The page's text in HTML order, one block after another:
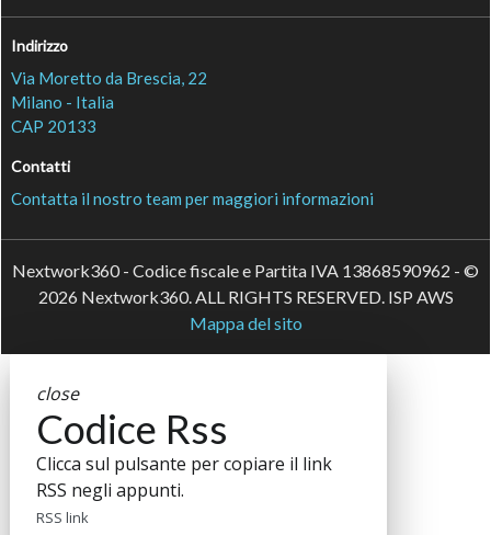
Indirizzo
Via Moretto da Brescia, 22
Milano - Italia
CAP 20133
Contatti
Contatta il nostro team per maggiori informazioni
Nextwork360 - Codice fiscale e Partita IVA 13868590962 - ©
2026 Nextwork360. ALL RIGHTS RESERVED. ISP AWS
Mappa del sito
close
Codice Rss
Clicca sul pulsante per copiare il link
RSS negli appunti.
RSS link